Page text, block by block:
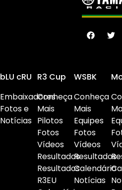
bLU cRU
Embaixadores
Fotos e
Notícias
R3 Cup
Conheça
Mais
Pilotos
Fotos
Vídeos
Resultados
Resultados
R3EU
WSBK
Conheça
Mais
Equipes
Fotos
Vídeos
Resultados
Calendário
Notícias